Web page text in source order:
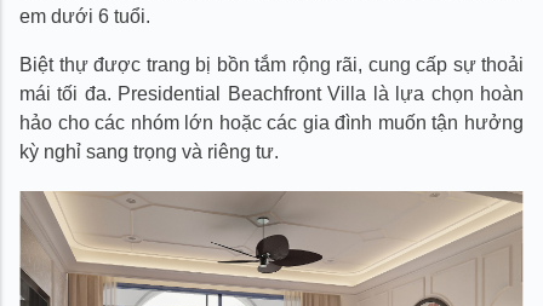
em dưới 6 tuổi.
Biệt thự được trang bị bồn tắm rộng rãi, cung cấp sự thoải
mái tối đa. Presidential Beachfront Villa là lựa chọn hoàn
hảo cho các nhóm lớn hoặc các gia đình muốn tận hưởng
kỳ nghỉ sang trọng và riêng tư.